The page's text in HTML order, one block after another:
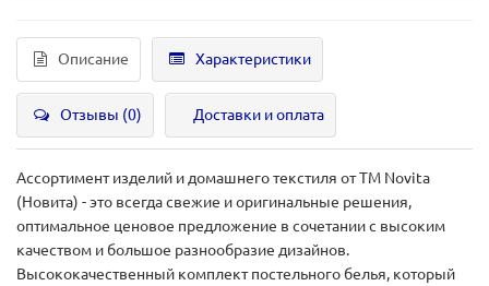
Описание Характеристики
Отзывы (0) Доставки и оплата
Ассортимент изделий и домашнего текстиля от ТМ Novita
(Новита) - это всегда свежие и оригинальные решения,
оптимальное ценовое предложение в сочетании с высоким
качеством и большое разнообразие дизайнов.
Высококачественный комплект постельного белья, который